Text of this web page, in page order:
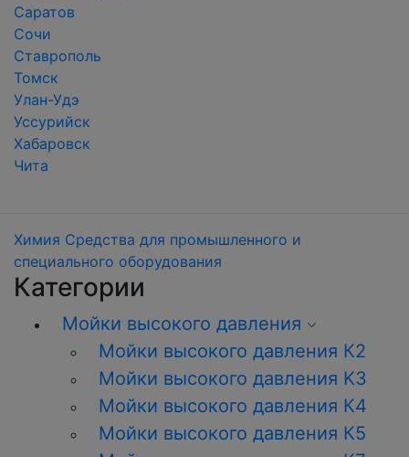
Саратов
Сочи
Ставрополь
Томск
Улан-Удэ
Уссурийск
Хабаровск
Чита
Химия Средства для промышленного и
специального оборудования
Категории
Мойки высокого давления
Мойки высокого давления К2
Мойки высокого давления K3
Мойки высокого давления К4
Мойки высокого давления К5